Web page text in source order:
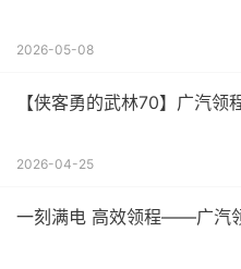
2026-05-08
【侠客勇的武林70】广汽领
2026-04-25
一刻满电 高效领程——广汽